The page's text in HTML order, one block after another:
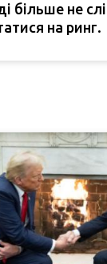
більше не
на ринг.